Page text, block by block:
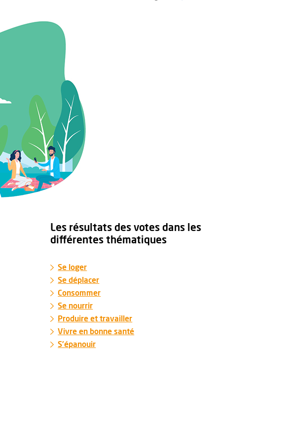
Les résultats des votes dans les
différentes thématiques
Se loger
Se déplacer
Consommer
Se nourrir
Produire et travailler
Vivre en bonne santé
S'épanouir